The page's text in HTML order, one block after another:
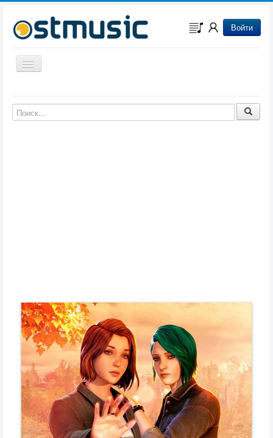
Войти
Включить/выключить навигацию
Музыка из мультфильмов
Музыка из сериалов